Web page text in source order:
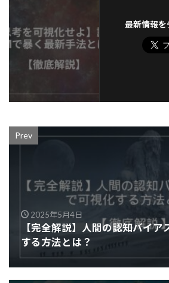
最新情報を
Prev
2025年5月4日
【完全解説】人間の認知バイア
する方法とは？